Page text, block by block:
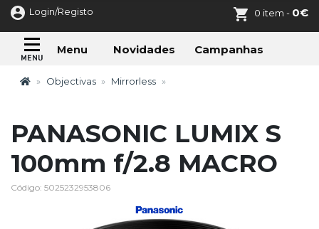
Login/Registo 0 item - 0€
Menu Novidades Campanhas
Objectivas Mirrorless
PANASONIC LUMIX S
100mm f/2.8 MACRO
Código: 5025232953806